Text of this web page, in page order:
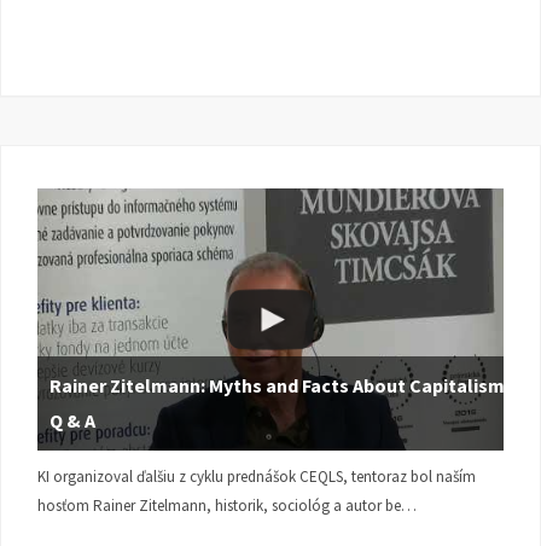
Rainer Zitelmann: Myths and Facts About Capitalism |
Q & A
KI organizoval ďalšiu z cyklu prednášok CEQLS, tentoraz bol naším
hosťom Rainer Zitelmann, historik, sociológ a autor be…